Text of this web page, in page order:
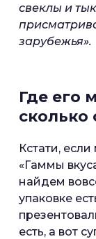
свеклы и
зарубежья».
Где его
сколько
Кстати,
«Гаммы
найдем
упаковке
есть, а вот